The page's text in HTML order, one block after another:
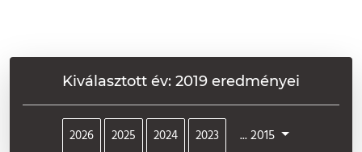
Kiválasztott év: 2019 eredményei
2026 2025 2024 2023 ... 2015